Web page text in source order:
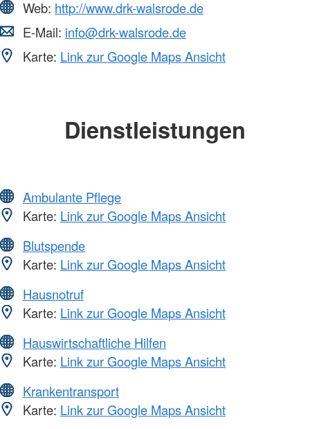
Web: http://www.drk-walsrode.de
E-Mail: info@drk-walsrode.de
Karte: Link zur Google Maps Ansicht
Dienstleistungen
Ambulante Pflege
Karte: Link zur Google Maps Ansicht
Blutspende
Karte: Link zur Google Maps Ansicht
Hausnotruf
Karte: Link zur Google Maps Ansicht
Hauswirtschaftliche Hilfen
Karte: Link zur Google Maps Ansicht
Krankentransport
Karte: Link zur Google Maps Ansicht